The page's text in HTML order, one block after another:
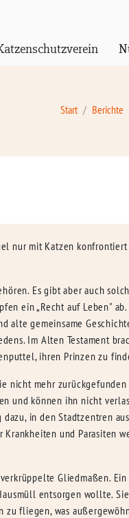
Start Berichte
nur mit Katzen
Es gibt aber auch
ein „Recht auf Leben"
alte gemeinsame
Im Alten Testament
ihren Prinzen zu
nicht mehr
und können ihn nicht
in den Stadtzentren
und Parasiten
Gliedmaßen.
entsorgen wollte.
zu fliegen, was